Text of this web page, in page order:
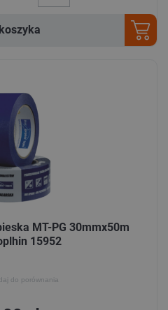
MT-PG 30mmx50m
15952
do porównania